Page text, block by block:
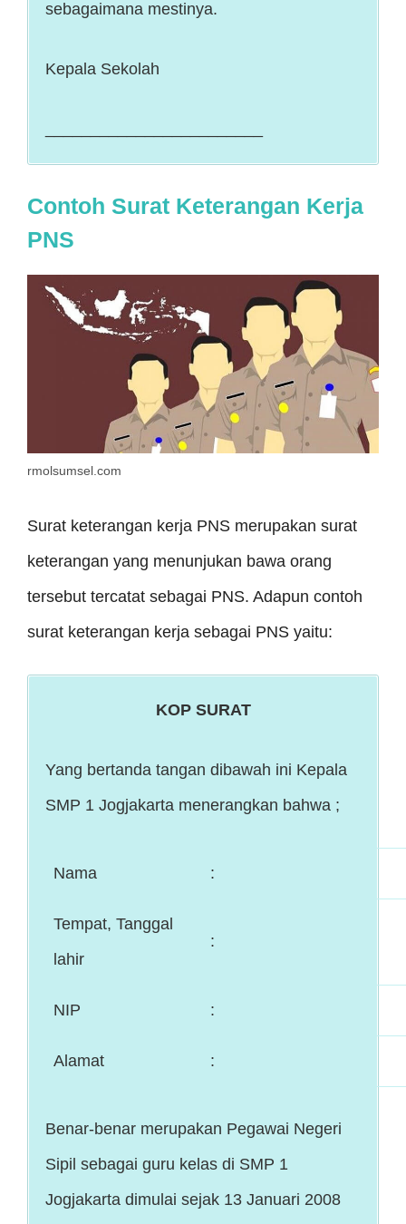
sebagaimana mestinya.
Kepala Sekolah
Contoh Surat Keterangan Kerja
PNS
rmolsumsel.com
Surat keterangan kerja PNS merupakan surat
keterangan yang menunjukan bawa orang
tersebut tercatat sebagai PNS. Adapun contoh
surat keterangan kerja sebagai PNS yaitu:
KOP SURAT
Yang bertanda tangan dibawah ini Kepala
SMP 1 Jogjakarta menerangkan bahwa ;
Nama :
Tempat, Tanggal
lahir
:
NIP :
Alamat :
Benar-benar merupakan Pegawai Negeri
Sipil sebagai guru kelas di SMP 1
Jogjakarta dimulai sejak 13 Januari 2008